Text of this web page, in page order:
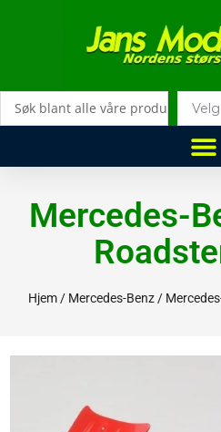
Mercedes-
Hjem/ Mercedes-Benz/